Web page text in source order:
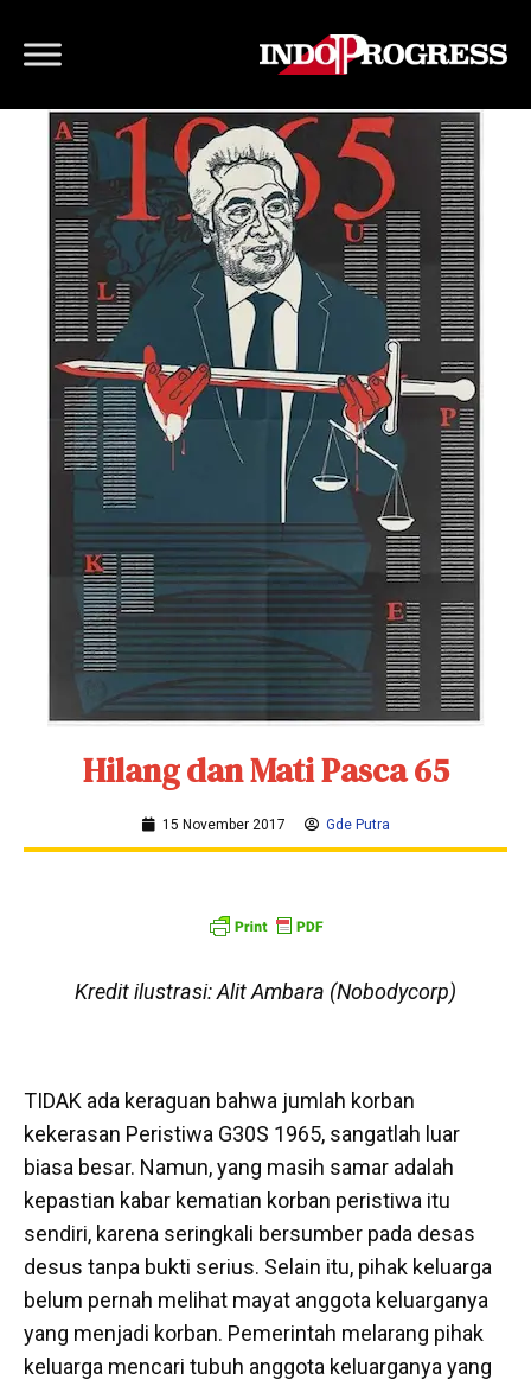
Hilang dan Mati Pasca 65
15 November 2017 Gde Putra
Kredit ilustrasi: Alit Ambara (Nobodycorp)
TIDAK ada keraguan bahwa jumlah korban
kekerasan Peristiwa G30S 1965, sangatlah luar
biasa besar. Namun, yang masih samar adalah
kepastian kabar kematian korban peristiwa itu
sendiri, karena seringkali bersumber pada desas
desus tanpa bukti serius. Selain itu, pihak keluarga
belum pernah melihat mayat anggota keluarganya
yang menjadi korban. Pemerintah melarang pihak
keluarga mencari tubuh anggota keluarganya yang